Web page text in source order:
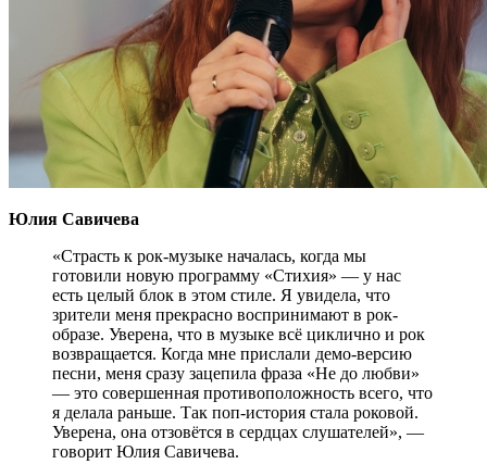
Юлия Савичева
«Страсть к рок-музыке началась, когда мы
готовили новую программу «Стихия» — у нас
есть целый блок в этом стиле. Я увидела, что
зрители меня прекрасно воспринимают в рок-
образе. Уверена, что в музыке всё циклично и рок
возвращается. Когда мне прислали демо-версию
песни, меня сразу зацепила фраза «Не до любви»
— это совершенная противоположность всего, что
я делала раньше. Так поп-история стала роковой.
Уверена, она отзовётся в сердцах слушателей», —
говорит Юлия Савичева.